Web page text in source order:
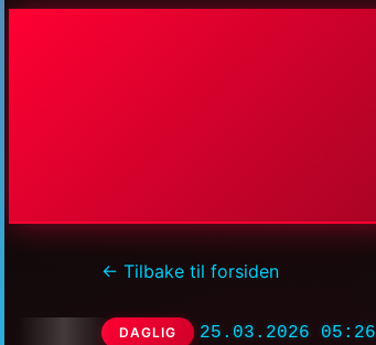
← Tilbake til forsiden
DAGLIG 25.03.2026 05:26